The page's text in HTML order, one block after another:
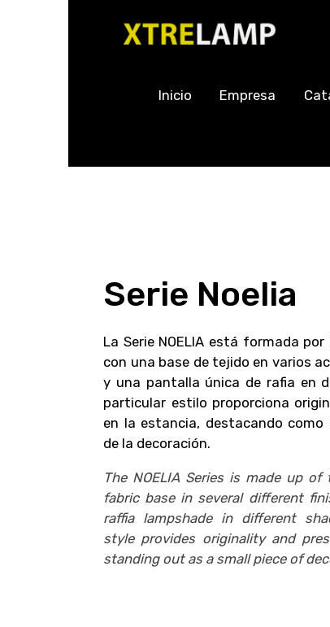
Inicio Empresa
Serie Noelia
La Serie NOELIA está formada
con una base de tejido en varios
y una pantalla única de rafia en
particular estilo proporciona
en la estancia, destacando como
de la decoración.
The NOELIA Series is made up
fabric base in several different
raffia lampshade in different
style provides originality and
standing out as a small piece of